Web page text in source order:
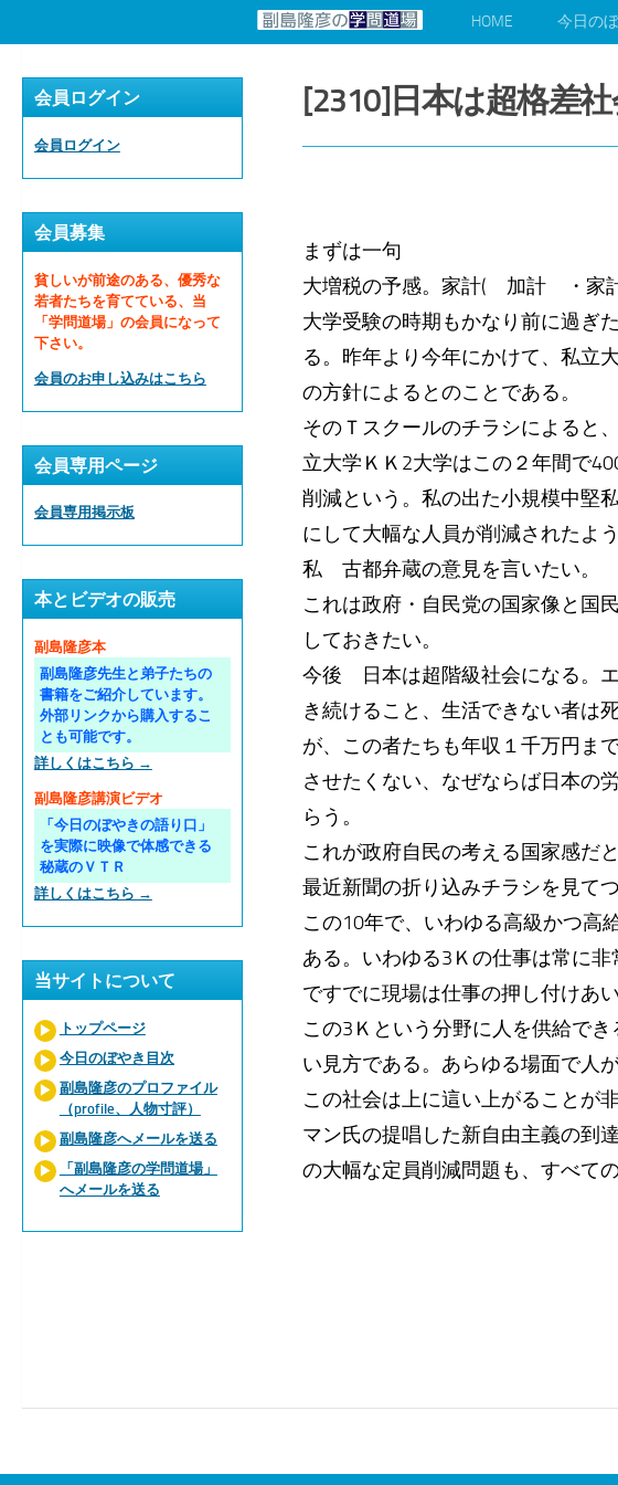
HOME 今日の
[2310]日本は超格差
まずは一句
大増税の予感。家計( 加計 ・家
大学受験の時期もかなり前に過ぎ
る。昨年より今年にかけて、私立
の方針によるとのことである。
そのＴスクールのチラシによると
立大学ＫＫ2大学はこの２年間で
削減という。私の出た小規模中堅
にして大幅な人員が削減されたよ
私 古都弁蔵の意見を言いたい。
これは政府・自民党の国家像と国
しておきたい。
今後 日本は超階級社会になる。
き続けること、生活できない者は
が、この者たちも年収１千万円ま
させたくない、なぜならば日本の
らう。
これが政府自民の考える国家感だ
最近新聞の折り込みチラシを見て
この10年で、いわゆる高級かつ高
ある。いわゆる3Ｋの仕事は常に
ですでに現場は仕事の押し付けあ
この3Ｋという分野に人を供給で
い見方である。あらゆる場面で人
この社会は上に這い上がることが
マン氏の提唱した新自由主義の到
の大幅な定員削減問題も、すべて
会員ログイン
会員ログイン
会員募集
貧しいが前途のある、優秀な
若者たちを育てている、当
「学問道場」の会員になって
下さい。
会員のお申し込みはこちら
会員専用ページ
会員専用掲示板
本とビデオの販売
副島隆彦本
副島隆彦先生と弟子たちの
書籍をご紹介しています。
外部リンクから購入するこ
とも可能です。
詳しくはこちら →
副島隆彦講演ビデオ
「今日のぼやきの語り口」
を実際に映像で体感できる
秘蔵のＶＴＲ
詳しくはこちら →
当サイトについて
トップページ
今日のぼやき目次
副島隆彦のプロファイル
（profile、人物寸評）
副島隆彦へメールを送る
「副島隆彦の学問道場」
へメールを送る